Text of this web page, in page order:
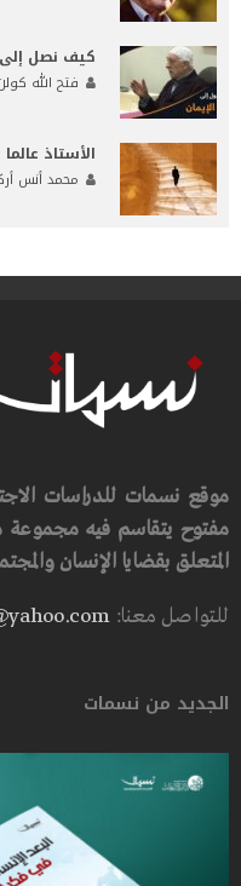
كيف نصل
فتح الله
الأستاذ
محمد أنس
موقع نسمات للدراسات
مفتوح يتقاسم فيه مجموعة
المتعلق بقضايا الإنسان
للتواصل معنا:
الجديد من نسمات